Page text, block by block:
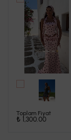
Toplam Fiyat
₺ 1,300.00